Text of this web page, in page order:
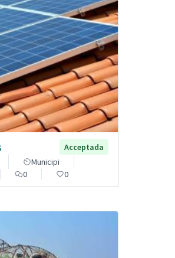
Acceptada
Municipi
0 0